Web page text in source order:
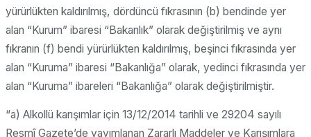
yürürlükten kaldırılmış, dördüncü fıkrasının (b) bendinde yer
alan “Kurum” ibaresi “Bakanlık” olarak değiştirilmiş ve aynı
fıkranın (f) bendi yürürlükten kaldırılmış, beşinci fıkrasında yer
alan “Kuruma” ibaresi “Bakanlığa” olarak, yedinci fıkrasında yer
alan “Kuruma” ibareleri “Bakanlığa” olarak değiştirilmiştir.
“a) Alkollü karışımlar için 13/12/2014 tarihli ve 29204 sayılı
Resmî Gazete’de yayımlanan Zararlı Maddeler ve Karışımlara